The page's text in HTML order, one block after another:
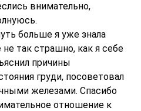
внимательно,
больше я уже знала
не так страшно, как я себе
причины
груди, посоветовал
железами. Спасибо
отношение к